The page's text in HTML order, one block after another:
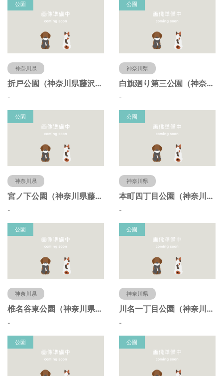
公園
神奈川県
折戸公園（神奈川県藤沢市）
-
公園
神奈川県
白旗廻り第三公園（神奈川県藤沢市）
-
公園
神奈川県
宮ノ下公園（神奈川県藤沢市）
-
公園
神奈川県
本町四丁目公園（神奈川県藤沢市）
-
公園
神奈川県
椎名谷東公園（神奈川県藤沢市）
-
公園
神奈川県
川名一丁目公園（神奈川県藤沢市）
-
公園 公園